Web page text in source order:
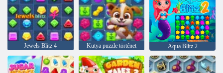
Jewels Blitz 4 Kutya puzzle történet Aqua Blitz 2